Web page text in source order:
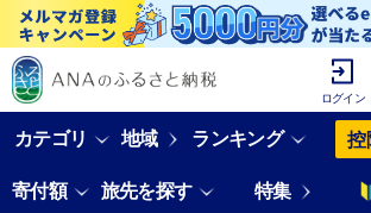
ログイン
カテゴリ 地域 ランキング 控
寄付額 旅先を探す 特集